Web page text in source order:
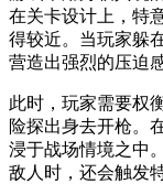
在关卡设计上，特
得较近。当玩家躲
营造出强烈的压迫感
此时，玩家需要权
险探出身去开枪。
浸于战场情境之中
敌人时，还会触发